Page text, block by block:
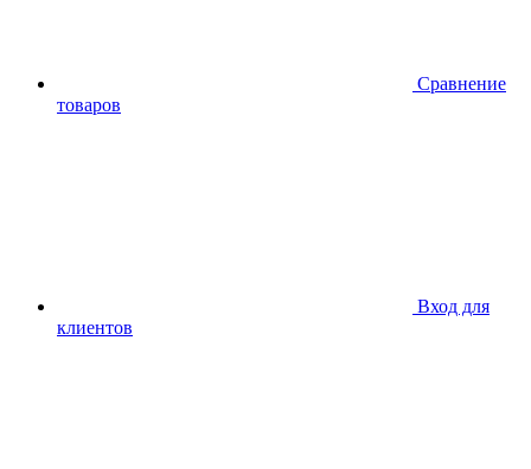
Сравнение
товаров
Вход для
клиентов